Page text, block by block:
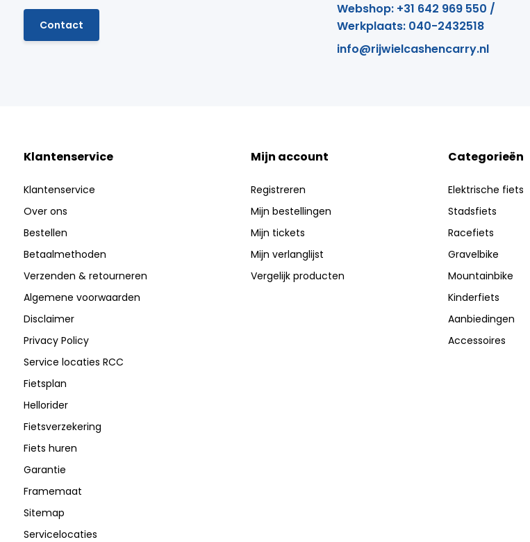
Contact
Webshop: +31 642 969 550 /
Werkplaats: 040-2432518
info@rijwielcashencarry.nl
Klantenservice
Klantenservice
Over ons
Bestellen
Betaalmethoden
Verzenden & retourneren
Algemene voorwaarden
Disclaimer
Privacy Policy
Service locaties RCC
Fietsplan
Hellorider
Fietsverzekering
Fiets huren
Garantie
Framemaat
Sitemap
Servicelocaties
Mijn account
Registreren
Mijn bestellingen
Mijn tickets
Mijn verlanglijst
Vergelijk producten
Categorieën
Elektrische fiets
Stadsfiets
Racefiets
Gravelbike
Mountainbike
Kinderfiets
Aanbiedingen
Accessoires